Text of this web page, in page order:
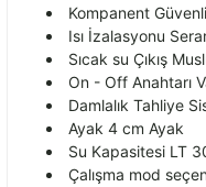
Kompanent G
Isı İzalasyonu
Sıcak su Çıkış
On - Off Anahtarı
Damlalık Tahliye
Ayak 4 cm Ayak
Su Kapasitesi LT
Çalışma mod se